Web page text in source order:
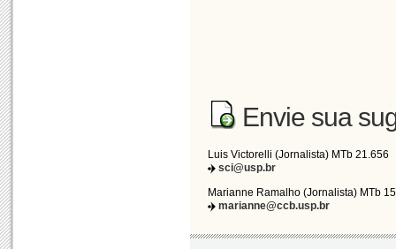
Envie sua
Luis Victorelli (Jornalista) MTb 21.656
sci@usp.br
Marianne Ramalho (Jornalista) MTb
marianne@ccb.usp.br